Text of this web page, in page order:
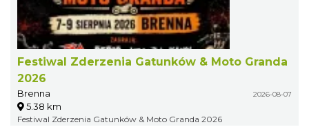
Festiwal Zderzenia Gatunków & Moto Granda
2026
Brenna 2026-08-07
5.38 km
Festiwal Zderzenia Gatunków & Moto Granda 2026